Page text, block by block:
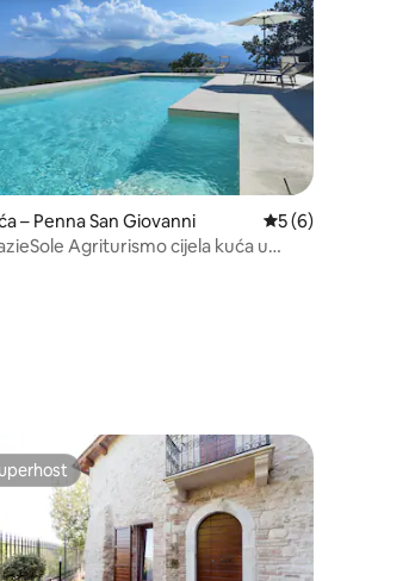
5/5, recenzija: 11
– Penna San Giovanni Prosječna
5 (6)
Agriturismo cijela kuća u